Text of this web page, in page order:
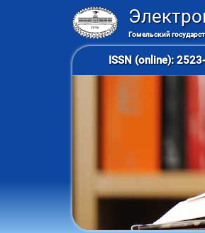
Гомельский
ISSN (online):